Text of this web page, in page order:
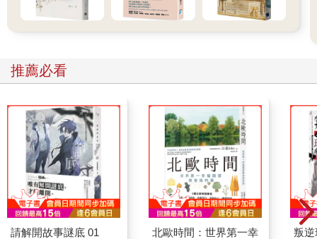
推薦必看
請解開故事謎底 01
北歐時間：世界第一幸
叛逆